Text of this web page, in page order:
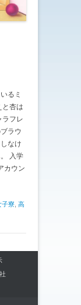
るミ
杏は
フレ
ラウ
なけ
入学
カウン
子寮 高